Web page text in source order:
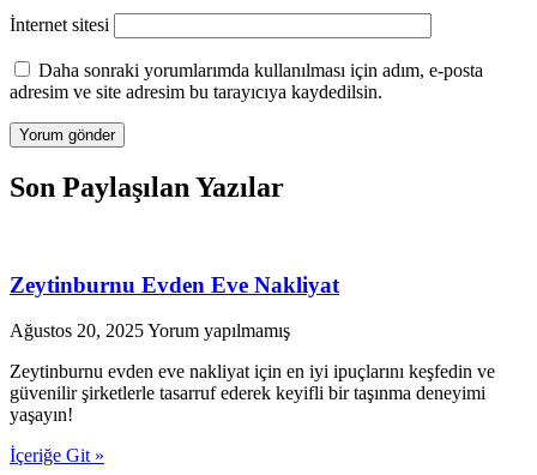
İnternet sitesi
Daha sonraki yorumlarımda kullanılması için adım, e-posta
adresim ve site adresim bu tarayıcıya kaydedilsin.
Son Paylaşılan Yazılar
Zeytinburnu Evden Eve Nakliyat
Ağustos 20, 2025Yorum yapılmamış
Zeytinburnu evden eve nakliyat için en iyi ipuçlarını keşfedin ve
güvenilir şirketlerle tasarruf ederek keyifli bir taşınma deneyimi
yaşayın!
İçeriğe Git »